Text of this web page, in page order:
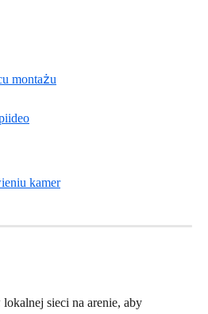
montażu
kamer
sieci na arenie, aby